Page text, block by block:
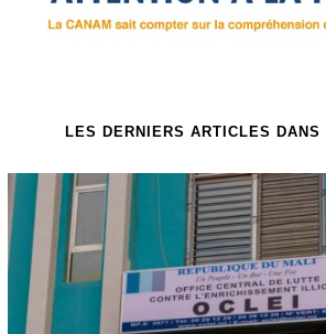
LES DERNIERS ARTICLES DANS